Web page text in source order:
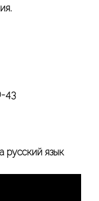
43
русский язык